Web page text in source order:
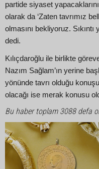
partide siyaset
olarak da ‘Zaten tavrımız
olmasını bekliyoruz.
dedi.
Kılıçdaroğlu ile birlikte
Nazım Sağlam’ın yerine
yönünde tavrı olduğu
olacağı ise merak konusu
Bu haber toplam 3088 defa